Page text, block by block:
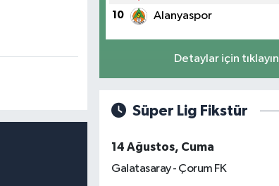
10 Alanyaspor
Detaylar için tıklayın
Süper Lig Fikstür
14 Ağustos, Cuma
Galatasaray - Çorum FK